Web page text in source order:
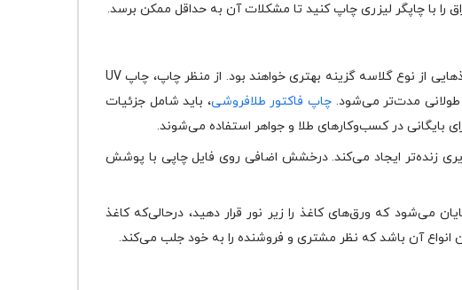
را با چاپگر لیزری چاپ کنید تا مشکلات آن به حداقل ممکن برسد.
نکته اصلی برای عکس‌های براق در مقابل مات این است که وقتی فاکتور شما کنتراست یا رنگ‌های زنده زیادی دارند، کاغذهایی از نوع گلاسه گزینه بهتری خواهند بود. از منظر چاپ، چاپ UV
چاپ فاکتور طلافروشی، باید شامل جزئیات
بایگانی در کسب‌وکارهای طلا و جواهر استفاده می‌شوند.
زنده‌تر ایجاد می‌کند. درخشش اضافی روی فایل چاپی با پوشش
می‌شود که ورق‌های کاغذ را زیر نور قرار دهید، درحالی‌که کاغذ
انواع آن باشد که نظر مشتری و فروشنده را به خود جلب می‌کند.